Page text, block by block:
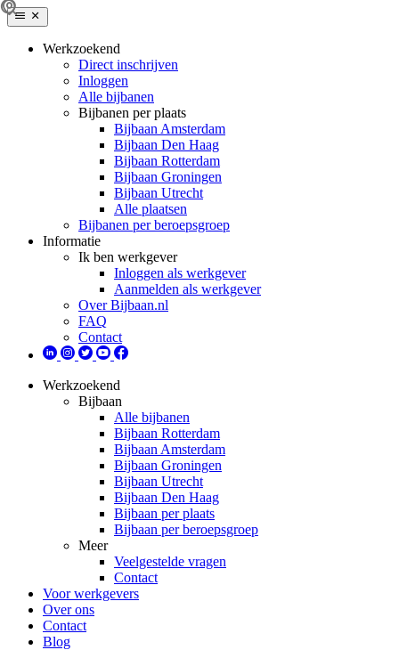
Werkzoekend
Direct inschrijven
Inloggen
Alle bijbanen
Bijbanen per plaats
Bijbaan Amsterdam
Bijbaan Den Haag
Bijbaan Rotterdam
Bijbaan Groningen
Bijbaan Utrecht
Alle plaatsen
Bijbanen per beroepsgroep
Informatie
Ik ben werkgever
Inloggen als werkgever
Aanmelden als werkgever
Over Bijbaan.nl
FAQ
Contact
Werkzoekend
Bijbaan
Alle bijbanen
Bijbaan Rotterdam
Bijbaan Amsterdam
Bijbaan Groningen
Bijbaan Utrecht
Bijbaan Den Haag
Bijbaan per plaats
Bijbaan per beroepsgroep
Meer
Veelgestelde vragen
Contact
Voor werkgevers
Over ons
Contact
Blog